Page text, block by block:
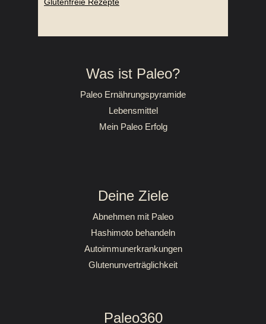
Was ist Paleo?
Paleo Ernährungspyramide
Lebensmittel
Mein Paleo Erfolg
Deine Ziele
Abnehmen mit Paleo
Hashimoto behandeln
Autoimmunerkrankungen
Glutenunverträglichkeit
Paleo360